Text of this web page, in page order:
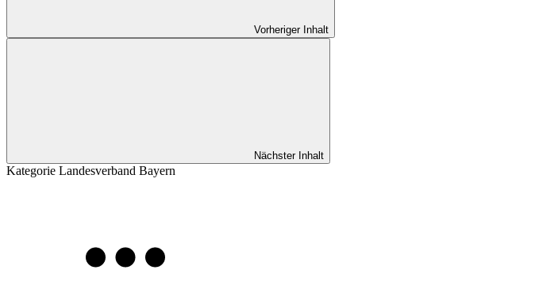
Vorheriger Inhalt
Nächster Inhalt
Kategorie Landesverband Bayern